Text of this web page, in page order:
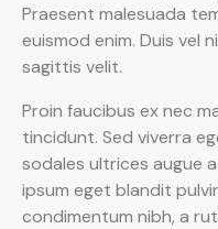
Praesent malesuada
euismod enim. Duis vel
sagittis velit.
Proin faucibus ex nec
tincidunt. Sed viverra
sodales ultrices augue
ipsum eget blandit
condimentum nibh, a